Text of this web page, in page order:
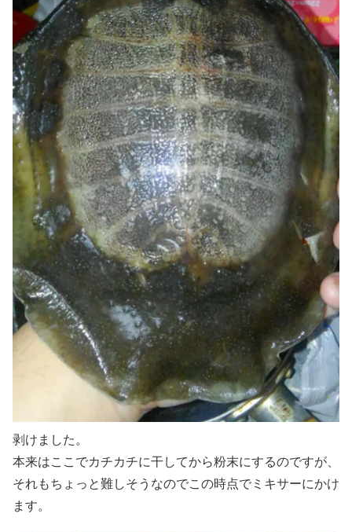
剥けました。
本来はここでカチカチに干してから粉末にするのですが、
それもちょっと難しそうなのでこの時点でミキサーにかけ
ます。